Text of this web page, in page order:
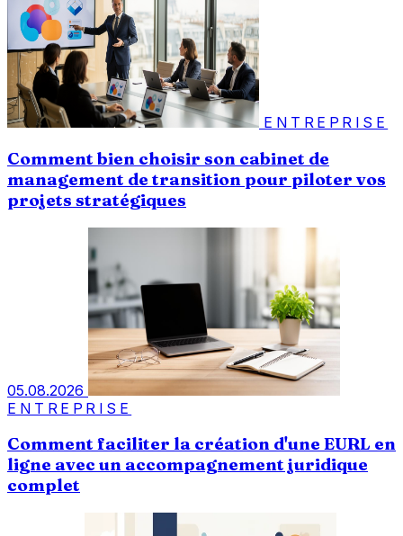
ENTREPRISE
Comment bien choisir son cabinet de
management de transition pour piloter vos
projets stratégiques
05.08.2026
ENTREPRISE
Comment faciliter la création d'une EURL en
ligne avec un accompagnement juridique
complet